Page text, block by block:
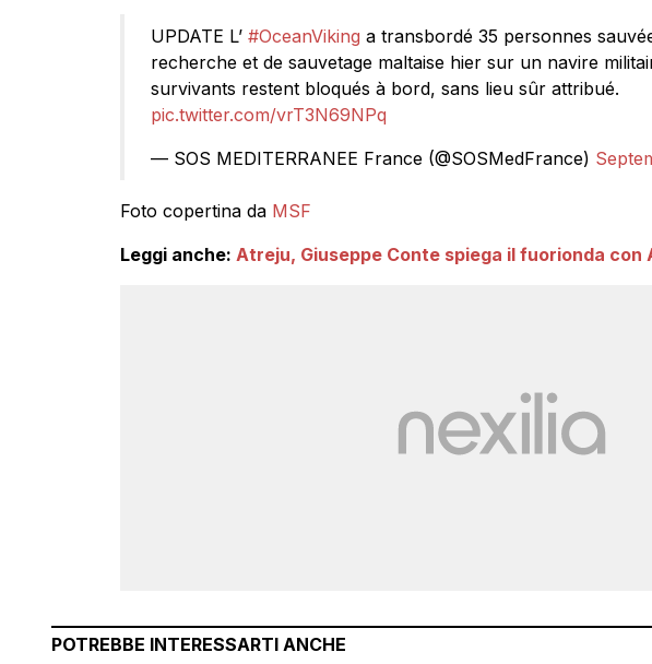
UPDATE L’ #OceanViking a transbordé 35 personnes
recherche et de sauvetage maltaise hier sur un navire
survivants restent bloqués à bord, sans lieu sûr attribué.
pic.twitter.com/vrT3N69NPq
— SOS MEDITERRANEE France (@SOSMedFrance)
Foto copertina da MSF
Leggi anche: Atreju, Giuseppe Conte spiega il fuorionda con
POTREBBE INTERESSARTI ANCHE